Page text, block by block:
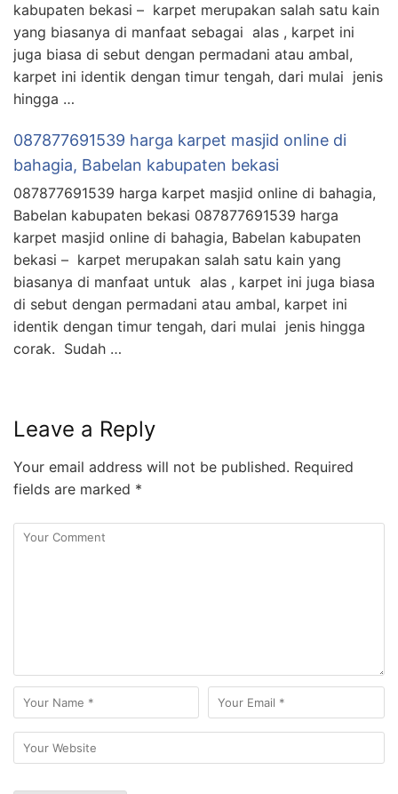
kabupaten bekasi – karpet merupakan salah satu kain
yang biasanya di manfaat sebagai alas , karpet ini
juga biasa di sebut dengan permadani atau ambal,
karpet ini identik dengan timur tengah, dari mulai jenis
hingga …
087877691539 harga karpet masjid online di
bahagia, Babelan kabupaten bekasi
087877691539 harga karpet masjid online di bahagia,
Babelan kabupaten bekasi 087877691539 harga
karpet masjid online di bahagia, Babelan kabupaten
bekasi – karpet merupakan salah satu kain yang
biasanya di manfaat untuk alas , karpet ini juga biasa
di sebut dengan permadani atau ambal, karpet ini
identik dengan timur tengah, dari mulai jenis hingga
corak. Sudah …
Leave a Reply
Your email address will not be published. Required
fields are marked *